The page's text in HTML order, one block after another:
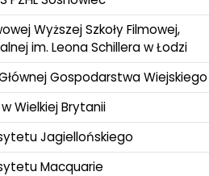
Wyższej Szkoły Filmowej,
im. Leona Schillera w Łodzi
Gospodarstwa Wiejskiego
Wielkiej Brytanii
Jagiellońskiego
Macquarie